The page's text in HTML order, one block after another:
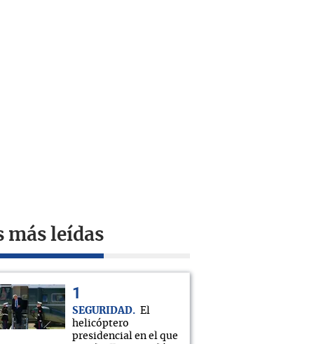
más leídas
SEGURIDAD
El
helicóptero
presidencial en el que